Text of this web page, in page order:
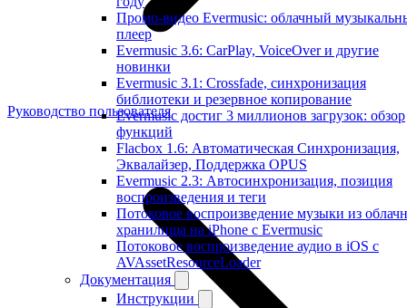
Промо-видео Evermusic: облачный
плеер
Evermusic 3.6: CarPlay, VoiceOver и другие
новинки
Evermusic 3.1: Crossfade, синхронизация
библиотеки и резервное копирование
Evermusic достиг 3 миллионов загрузок: обзор
функций
Flacbox 1.6: Автоматическая Синхронизация,
Эквалайзер, Поддержка OPUS
Evermusic 2.3: Автосинхронизация, позиция
воспроизведения и теги
Потоковое воспроизведение музыки из
хранилища на iPhone с Evermusic
Потоковое воспроизведение аудио в iOS с
AVAssetResourceLoader
Документация
Инструкции
Руководство пользователя